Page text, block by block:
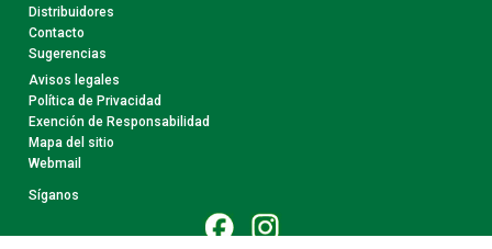
Distribuidores
Contacto
Sugerencias
Avisos legales
Política de Privacidad
Exención de Responsabilidad
Mapa del sitio
Webmail
Síganos